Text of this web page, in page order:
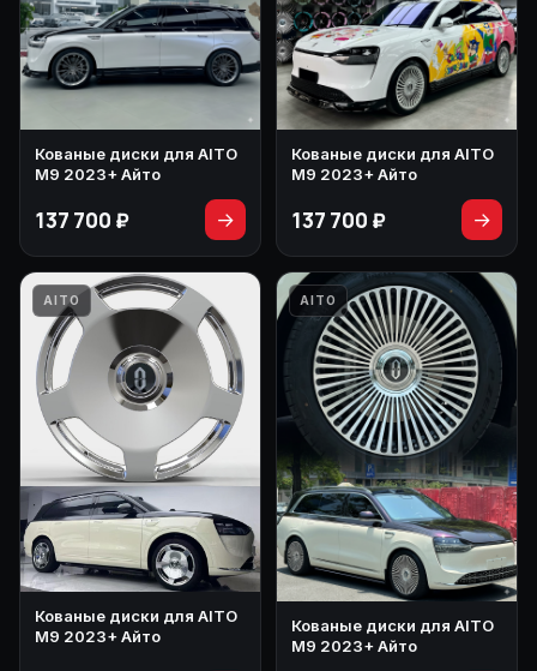
Кованые диски для AITO
M9 2023+ Айто
137 700 ₽ →
Кованые диски для AITO
M9 2023+ Айто
137 700 ₽ →
AITO
Кованые диски для AITO
M9 2023+ Айто
AITO
Кованые диски для AITO
M9 2023+ Айто